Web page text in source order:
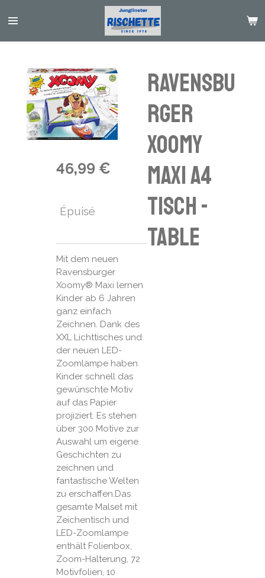
au
Ravensbu
rger
Xoomy
Maxi A4
Tisch -
Table
46,99 €
Épuisé
Mit dem neuen
Ravensburger
Xoomy® Maxi lernen
Kinder ab 6 Jahren
ganz einfach
Zeichnen. Dank des
XXL Lichttisches und
der neuen LED-
Zoomlampe haben
Kinder schnell das
gewünschte Motiv
auf das Papier
projiziert. Es stehen
über 300 Motive zur
Auswahl um eigene
Geschichten zu
zeichnen und
fantastische Welten
zu erschaffen.Das
gesamte Malset mit
Zeichentisch und
LED-Zoomlampe
enthält Folienbox,
Zoom-Halterung, 72
Motivfolien, 10